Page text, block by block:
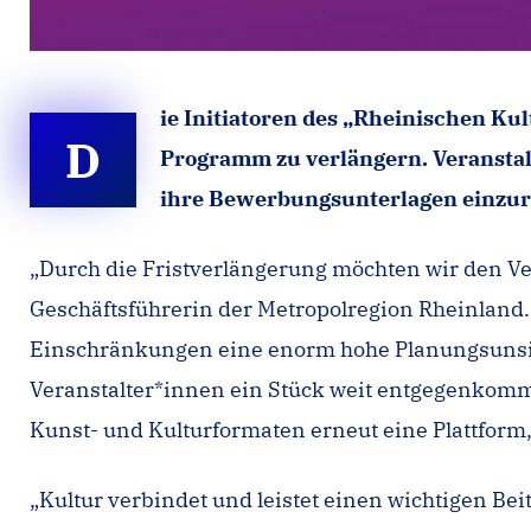
D
ie Initiatoren des „Rheinischen
Programm zu verlängern.
ihre Bewerbungsunterlagen
„Durch die Fristverlängerung möchten wir den
Geschäftsführerin der Metropolregion
Einschränkungen eine enorm hohe
Veranstalter*innen ein Stück weit
Kunst- und Kulturformaten erneut eine
„Kultur verbindet und leistet einen wichtigen